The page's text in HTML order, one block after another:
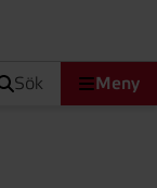
sök Meny